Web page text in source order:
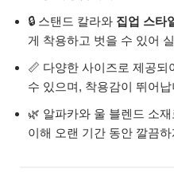
🔒 스탠드 칼라와 집업 스타
게 착용하고 벗을 수 있어
📏 다양한 사이즈로 제공되
수 있으며, 착용감이 뛰어납
🌿 알파카와 울 블렌드 소재
이해 오랜 기간 동안 깔끔